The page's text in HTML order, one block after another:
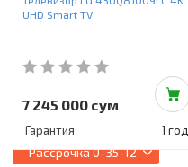
UHD Smart TV
7 245 000 сум
Гарантия 1 год
Рассрочка0-35-12